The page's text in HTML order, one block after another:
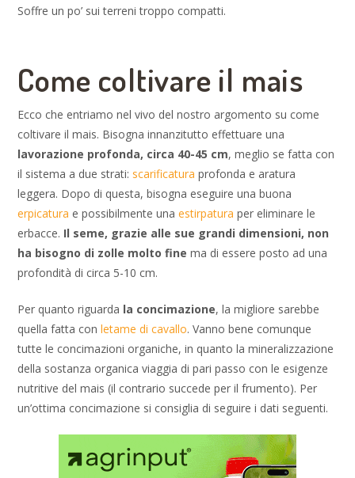
Soffre un po’ sui terreni troppo compatti.
Come coltivare il mais
Ecco che entriamo nel vivo del nostro argomento su come
coltivare il mais. Bisogna innanzitutto effettuare una
lavorazione profonda, circa 40-45 cm, meglio se fatta con
il sistema a due strati: scarificatura profonda e aratura
leggera. Dopo di questa, bisogna eseguire una buona
erpicatura e possibilmente unaestirpatura per eliminare le
erbacce. Il seme, grazie alle sue grandi dimensioni, non
ha bisogno di zolle molto fine ma di essere posto ad una
profondità di circa 5-10 cm.
Per quanto riguarda la concimazione, la migliore sarebbe
quella fatta conletame di cavallo. Vanno bene comunque
tutte le concimazioni organiche, in quanto la mineralizzazione
della sostanza organica viaggia di pari passo con le esigenze
nutritive del mais (il contrario succede per il frumento). Per
un’ottima concimazione si consiglia di seguire i dati seguenti.